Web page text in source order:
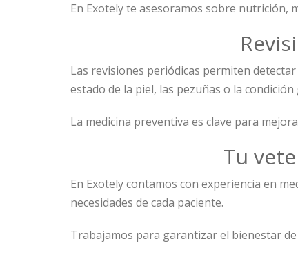
En Exotely te asesoramos sobre nutrición,
Las revisiones periódicas permiten
estado de la piel, las pezuñas o la
La medicina preventiva es clave para
Tu
En Exotely contamos con experiencia en
necesidades de cada paciente.
Trabajamos para garantizar el bienestar